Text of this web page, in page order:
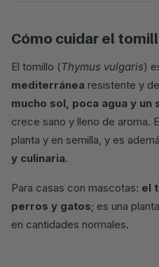
cómo cuidar el
El tomillo (Thymus vulgaris)
mediterránea resistente y
mucho sol, poca agua y
crece sano y lleno de aroma.
planta y en semilla, y es
y culinaria.
Para casas con mascotas: el
perros y gatos; es una
en cantidades normales.